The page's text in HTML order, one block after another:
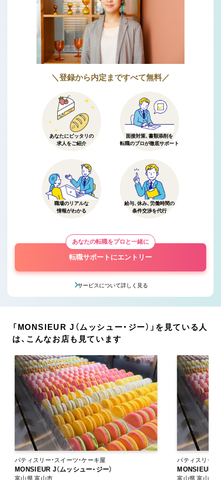
＼登録から内定まですべて無料／
あなたにピッタリの
求人をご紹介
面接対策、書類添削を
転職のプロが徹底サポート
職場のリアルな
情報がわかる
給与、休み、労働時間の
条件交渉を代行
あなたの転職をプロと一緒に
転職サポートにエントリー
サービスについて詳しく見る
「MONSIEUR J（ムッシュー・ジー）」を見ている人
は、こんなお店も見ています
パティスリー・スイーツ・ケーキ屋
MONSIEUR J（ムッシュー・ジー）
富山県 富山市
パティスリー・
MONSIEUR J
富山県 富山市